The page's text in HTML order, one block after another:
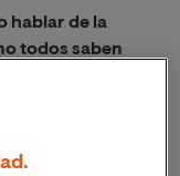
hablar de la
todos saben
interesar a
tu próximo